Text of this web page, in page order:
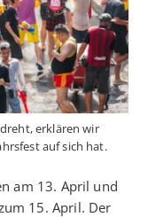
erklären wir
auf sich hat.
am 13. April und
15. April. Der